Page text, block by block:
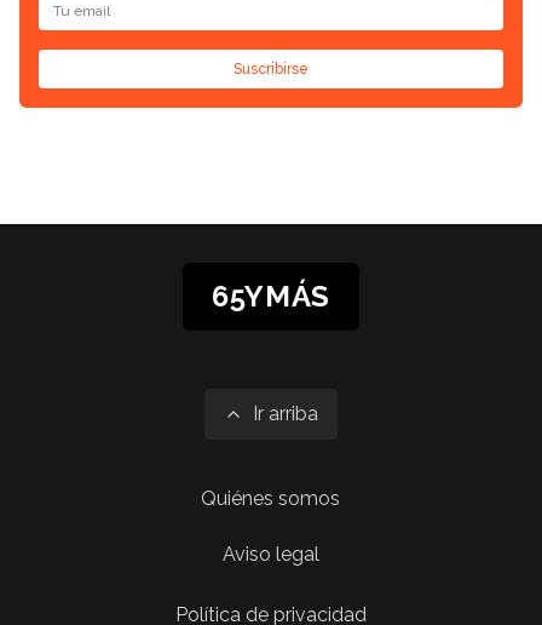
Suscribirse
65YMÁS
Ir arriba
Quiénes somos
Aviso legal
Política de privacidad